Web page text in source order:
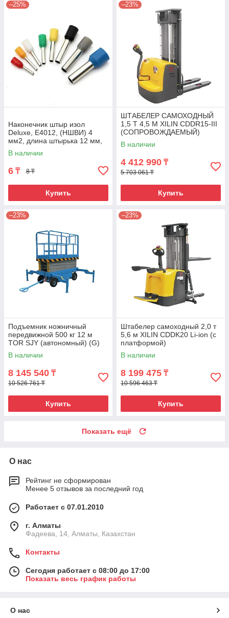
–25%
Наконечник штыр изол
Deluxe, Е4012, (НШВИ) 4
мм2, длина штырька 12 мм,
(1000 шт/упак)
В наличии
6 ₸ 8 ₸
Купить
–23%
ШТАБЕЛЕР САМОХОДНЫЙ
1,5 Т 4,5 М XILIN CDDR15-III
(СОПРОВОЖДАЕМЫЙ)
В наличии
4 412 990 ₸
5 703 061 ₸
Купить
–23%
Подъемник ножничный
передвижной 500 кг 12 м
TOR SJY (автономный) (G)
В наличии
8 145 540 ₸
10 526 761 ₸
Купить
–23%
Штабелер самоходный 2,0 т
5,6 м XILIN CDDK20 Li-ion (с
платформой)
В наличии
8 199 475 ₸
10 596 463 ₸
Купить
Показать ещё
О нас
Рейтинг не сформирован
Менее 5 отзывов за последний год
Работает с 07.01.2010
г. Алматы
Фадеева, 14, Алматы, Казахстан
Контакты
Сегодня работает с 08:00 до 17:00
Показать весь график работы
О нас